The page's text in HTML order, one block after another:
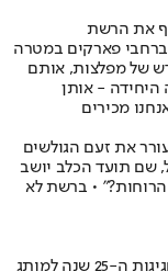
פארקים במטרה
של מפלצות, אותם
היחידה - אותן
מכירים
את זעם הגולשים
שם תועד הכלב יושב
• ברשת לא
נינטנדו שחררו השנה משחק פוקימון חדש לרגל חגיגות ה-25 שנה למותג